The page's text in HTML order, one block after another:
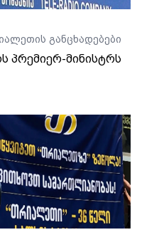
განცხადებები
პრემიერ-მინისტრს